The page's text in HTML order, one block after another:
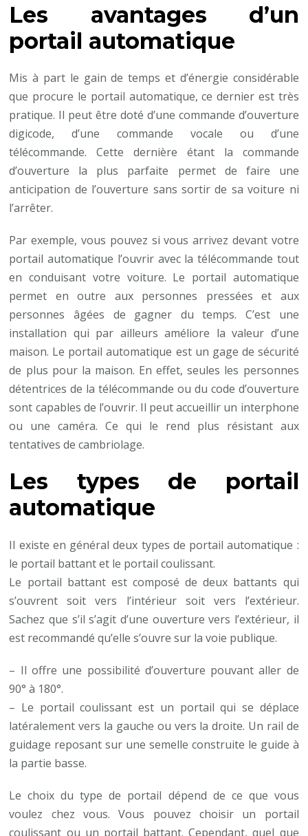
Les avantages d’un
portail automatique
Mis à part le gain de temps et d’énergie considérable
que procure le portail automatique, ce dernier est très
pratique. Il peut être doté d’une commande d’ouverture
digicode, d’une commande vocale ou d’une
télécommande. Cette dernière étant la commande
d’ouverture la plus parfaite permet de faire une
anticipation de l’ouverture sans sortir de sa voiture ni
l’arrêter.
Par exemple, vous pouvez si vous arrivez devant votre
portail automatique l’ouvrir avec la télécommande tout
en conduisant votre voiture. Le portail automatique
permet en outre aux personnes pressées et aux
personnes âgées de gagner du temps. C’est une
installation qui par ailleurs améliore la valeur d’une
maison. Le portail automatique est un gage de sécurité
de plus pour la maison. En effet, seules les personnes
détentrices de la télécommande ou du code d’ouverture
sont capables de l’ouvrir. Il peut accueillir un interphone
ou une caméra. Ce qui le rend plus résistant aux
tentatives de cambriolage.
Les types de portail
automatique
Il existe en général deux types de portail automatique :
le portail battant et le portail coulissant.
Le portail battant est composé de deux battants qui
s’ouvrent soit vers l’intérieur soit vers l’extérieur.
Sachez que s’il s’agit d’une ouverture vers l’extérieur, il
est recommandé qu’elle s’ouvre sur la voie publique.
– Il offre une possibilité d’ouverture pouvant aller de
90° à 180°.
– Le portail coulissant est un portail qui se déplace
latéralement vers la gauche ou vers la droite. Un rail de
guidage reposant sur une semelle construite le guide à
la partie basse.
Le choix du type de portail dépend de ce que vous
voulez chez vous. Vous pouvez choisir un portail
coulissant ou un portail battant. Cependant, quel que